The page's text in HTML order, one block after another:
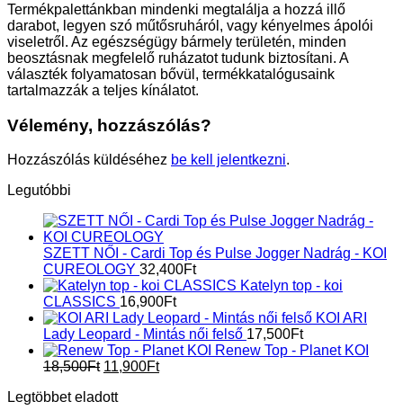
Termékpalettánkban mindenki megtalálja a hozzá illő
darabot, legyen szó műtősruháról, vagy kényelmes ápolói
viseletről. Az egészségügy bármely területén, minden
beosztásnak megfelelő ruházatot tudunk biztosítani. A
választék folyamatosan bővül, termékkatalógusaink
tartalmazzák a teljes kínálatot.
Vélemény, hozzászólás?
Hozzászólás küldéséhez be kell jelentkezni.
Legutóbbi
SZETT NŐI - Cardi Top és Pulse Jogger Nadrág - KOI
CUREOLOGY 32,400Ft
Katelyn top - koi
CLASSICS 16,900Ft
KOI ARI
Lady Leopard - Mintás női felső 17,500Ft
Renew Top - Planet KOI
18,500Ft Original
was:
11,900FtCurrent
Legtöbbet eladott